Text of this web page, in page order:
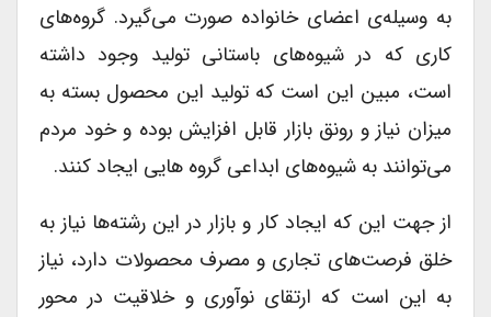
به وسیله‌ی اعضای خانواده صورت می‌گیرد. گروه‌های
کاری که در شیوه‌های باستانی تولید وجود داشته
است، مبین این است که تولید این محصول بسته به
میزان نیاز و رونق بازار قابل افزایش بوده و خود مردم
می‌توانند به شیوه‌های ابداعی گروه هایی ایجاد کنند.
از جهت این که ایجاد کار و بازار در این رشته‌ها نیاز به
خلق فرصت‌های تجاری و مصرف محصولات دارد، نیاز
به این است که ارتقای نوآوری و خلاقیت در محور